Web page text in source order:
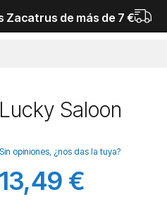
Zacatrus de más de 7 €
Lucky Saloon
Sin opiniones, ¿nos das la tuya?
13,49 €